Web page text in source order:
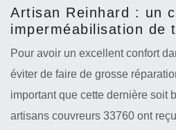
Artisan Reinhard : un
imperméabilisation de
Pour avoir un excellent confort
éviter de faire de grosse
important que cette dernière soit
artisans couvreurs 33760 ont